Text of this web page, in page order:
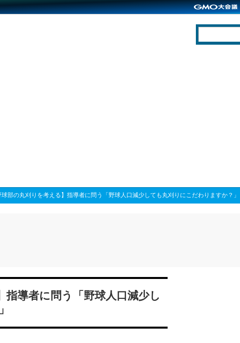
球部の丸刈りを考える】指導者に問う「野球人口減少しても丸刈りにこだわりますか？」
指導者に問う「野球人口減少し